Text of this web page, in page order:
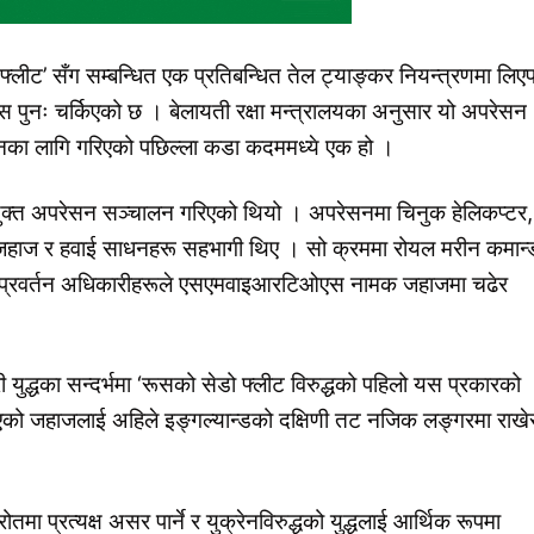
सँग सम्बन्धित एक प्रतिबन्धित तेल ट्याङ्कर नियन्त्रणमा
पुनः चर्किएको छ । बेलायती रक्षा मन्त्रालयका अनुसार यो अपरेसन
लागि गरिएको पछिल्ला कडा कदममध्ये एक हो ।
अपरेसन सञ्चालन गरिएको थियो । अपरेसनमा चिनुक हेलिकप्टर,
र हवाई साधनहरू सहभागी थिए । सो क्रममा रोयल मरीन
प्रवर्तन अधिकारीहरूले एसएमवाइआरटिओएस नामक जहाजमा चढेर
सन्दर्भमा ‘रूसको सेडो फ्लीट विरुद्धको पहिलो यस प्रकारको
जहाजलाई अहिले इङ्गल्यान्डको दक्षिणी तट नजिक लङ्गरमा
प्रत्यक्ष असर पार्ने र युक्रेनविरुद्धको युद्धलाई आर्थिक रूपमा